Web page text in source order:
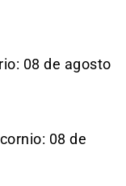
08 de agosto
08 de